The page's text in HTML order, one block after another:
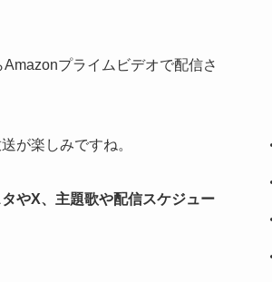
プライムビデオで配信さ
が楽しみですね。
やX、主題歌や配信スケジュー